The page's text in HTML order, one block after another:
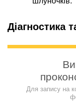
Діагностика
Для запису на